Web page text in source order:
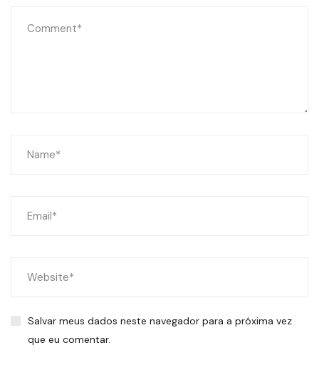
Salvar meus dados neste navegador para a próxima vez
que eu comentar.